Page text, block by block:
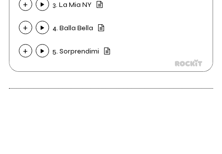
3. La Mia NY
4. Balla Bella
5. Sorprendimi